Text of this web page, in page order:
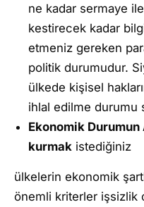
ne kadar sermaye
kestirecek kadar
etmeniz gereken
politik durumudur.
ülkede kişisel
ihlal edilme durumu
Ekonomik
kurmak istediğiniz
ülkelerin ekonomik
önemli kriterler işsizlik